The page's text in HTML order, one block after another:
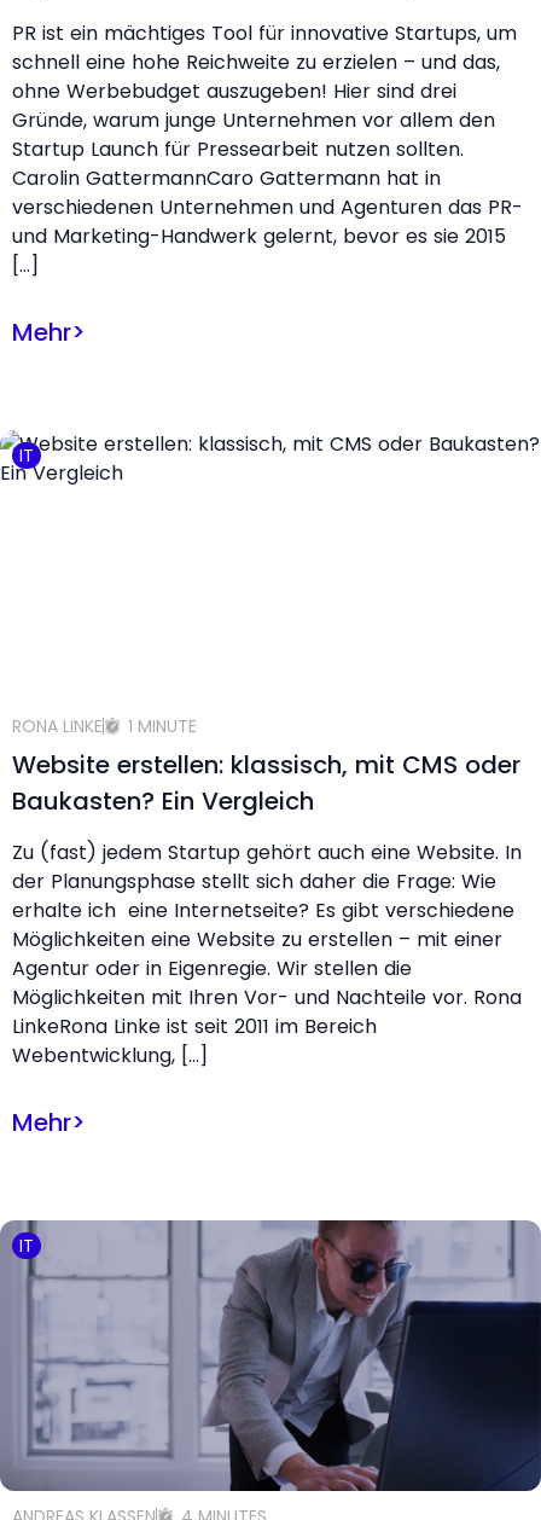
PR ist ein mächtiges Tool für innovative Startups, um
schnell eine hohe Reichweite zu erzielen – und das,
ohne Werbebudget auszugeben! Hier sind drei
Gründe, warum junge Unternehmen vor allem den
Startup Launch für Pressearbeit nutzen sollten.
Carolin GattermannCaro Gattermann hat in
verschiedenen Unternehmen und Agenturen das PR-
und Marketing-Handwerk gelernt, bevor es sie 2015
[…]
Mehr>
IT
RONA LINKE 1 MINUTE
Website erstellen: klassisch, mit CMS oder
Baukasten? Ein Vergleich
Zu (fast) jedem Startup gehört auch eine Website. In
der Planungsphase stellt sich daher die Frage: Wie
erhalte ich eine Internetseite? Es gibt verschiedene
Möglichkeiten eine Website zu erstellen – mit einer
Agentur oder in Eigenregie. Wir stellen die
Möglichkeiten mit Ihren Vor- und Nachteile vor. Rona
LinkeRona Linke ist seit 2011 im Bereich
Webentwicklung, […]
Mehr>
IT